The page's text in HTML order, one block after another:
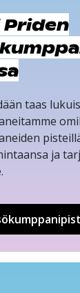
Priden
taas
ja